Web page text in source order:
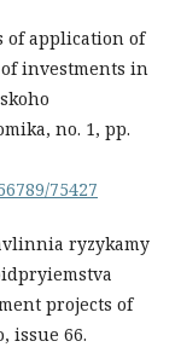
of application of
investments in
no. 1, pp.
75427
ryzykamy
projects of
issue 66.